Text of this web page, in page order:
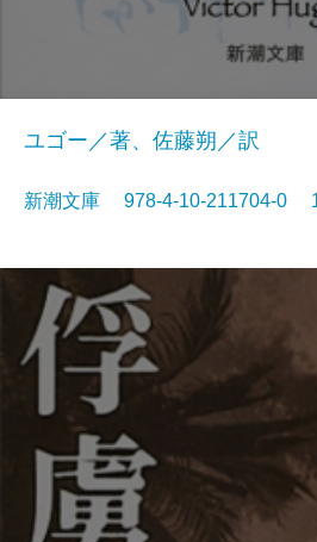
ユゴー／著、佐藤朔／訳
新潮文庫 978-4-10-211704-0